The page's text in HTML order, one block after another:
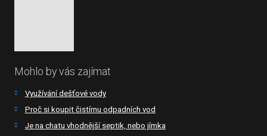
Mohlo by vás zajímat
Využívání dešťové vody
Proč si koupit čistírnu odpadních vod
Je na chatu vhodnější septik, nebo jímka